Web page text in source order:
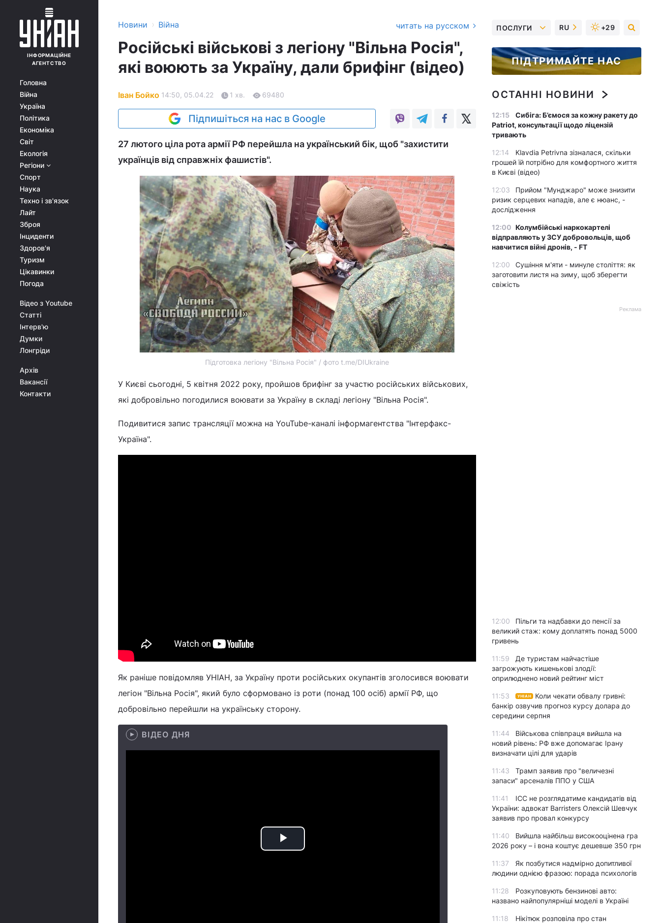
ІНФОРМАЦІЙНЕ
АГЕНТСТВО
Головна
Війна
Україна
Політика
Економіка
Світ
Екологія
Регіони
Спорт
Наука
Техно і зв'язок
Лайт
Зброя
Інциденти
Здоров'я
Туризм
Цікавинки
Погода
Відео з Youtube
Статті
Інтерв'ю
Думки
Лонгріди
Архів
Вакансії
Контакти
Новини › Війна читать на русском
Російські військові з легіону "Вільна Росія",
які воюють за Україну, дали брифінг (відео)
Іван Бойко 14:50, 05.04.22 1 хв. 69480
Підпишіться на нас в Google
27 лютого ціла рота армії РФ перейшла на український бік, щоб "захистити
українців від справжніх фашистів".
Підготовка легіону "Вільна Росія" / фото t.me/DIUkraine
У Києві сьогодні, 5 квітня 2022 року, пройшов брифінг за участю російських військових,
які добровільно погодилися воювати за Україну в складі легіону "Вільна Росія".
Подивитися запис трансляції можна на YouTube-каналі інформагентства "Інтерфакс-
Україна".
Як раніше повідомляв УНІАН, за Україну проти російських окупантів зголосився воювати
легіон "Вільна Росія", який було сформовано із роти (понад 100 осіб) армії РФ, що
добровільно перейшли на українську сторону.
ВІДЕО ДНЯ
Play
ПОСЛУГИ RU +29
ПІДТРИМАЙТЕ НАС
ОСТАННІ НОВИНИ
12:15
Сибіга: Б’ємося за кожну ракету до
Patriot, консультації щодо ліцензій
тривають
12:14
Klavdia Petrivna зізналася, скільки
грошей їй потрібно для комфортного життя
в Києві (відео)
12:03
Прийом "Мунджаро" може знизити
ризик серцевих нападів, але є нюанс, -
дослідження
12:00 Колумбійські наркокартелі
відправляють у ЗСУ добровольців, щоб
навчитися війні дронів, - FT
12:00
Сушіння м'яти - минуле століття: як
заготовити листя на зиму, щоб зберегти
свіжість
Реклама
12:00
Пільги та надбавки до пенсії за
великий стаж: кому доплатять понад 5000
гривень
11:59
Де туристам найчастіше
загрожують кишенькові злодії:
оприлюднено новий рейтинг міст
11:53 УНІАН
Коли чекати обвалу гривні:
банкір озвучив прогноз курсу долара до
середини серпня
11:44
Військова співпраця вийшла на
новий рівень: РФ вже допомагає Ірану
визначати цілі для ударів
11:43
Трамп заявив про "величезні
запаси" арсеналів ППО у США
11:41
ICC не розглядатиме кандидатів від
України: адвокат Barristers Олексій Шевчук
заявив про провал конкурсу
11:40
Вийшла найбільш високооцінена гра
2026 року – і вона коштує дешевше 350 грн
11:37
Як позбутися надмірно допитливої
людини однією фразою: порада психологів
11:28
Розкуповують бензинові авто:
названо найпопулярніші моделі в Україні
11:18
Нікітюк розповіла про стан